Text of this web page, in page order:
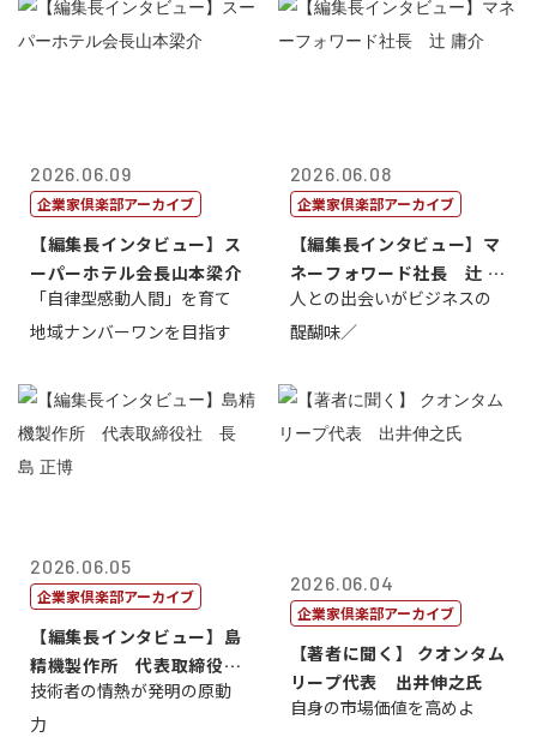
2026.06.09
企業家倶楽部アーカイブ
【編集長インタビュー】ス
ーパーホテル会長山本梁介
「自律型感動人間」を育て
地域ナンバーワンを目指す
2026.06.08
企業家倶楽部アーカイブ
【編集長インタビュー】マ
ネーフォワード社長 辻 庸
介
人との出会いがビジネスの
醍醐味／
2026.06.05
企業家倶楽部アーカイブ
【編集長インタビュー】島
精機製作所 代表取締役
社 長 島 正...
技術者の情熱が発明の原動
力
2026.06.04
企業家倶楽部アーカイブ
【著者に聞く】 クオンタム
リープ代表 出井伸之氏
自身の市場価値を高めよ